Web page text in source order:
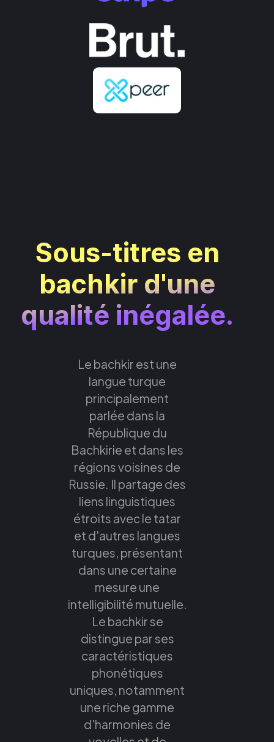
Sous-titres en
bachkir d'une
qualité inégalée.
Le bachkir est une
langue turque
principalement
parlée dans la
République du
Bachkirie et dans les
régions voisines de
Russie. Il partage des
liens linguistiques
étroits avec le tatar
et d'autres langues
turques, présentant
dans une certaine
mesure une
intelligibilité mutuelle.
Le bachkir se
distingue par ses
caractéristiques
phonétiques
uniques, notamment
une riche gamme
d'harmonies de